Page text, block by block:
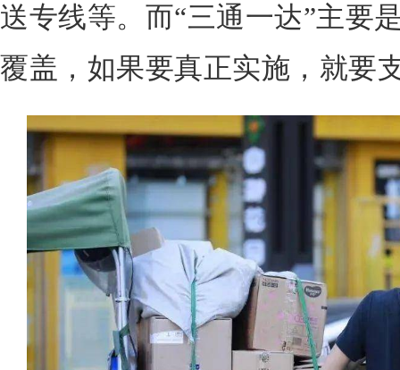
送专线等。而“三通一达”主要
覆盖，如果要真正实施，就要